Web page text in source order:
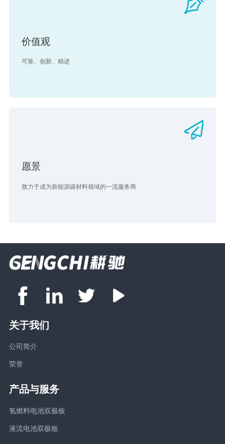
价值观
可靠、创新、精进
愿景
致力于成为新能源碳材料领域的一流服务商
关于我们
公司简介
荣誉
产品与服务
氢燃料电池双极板
液流电池双极板